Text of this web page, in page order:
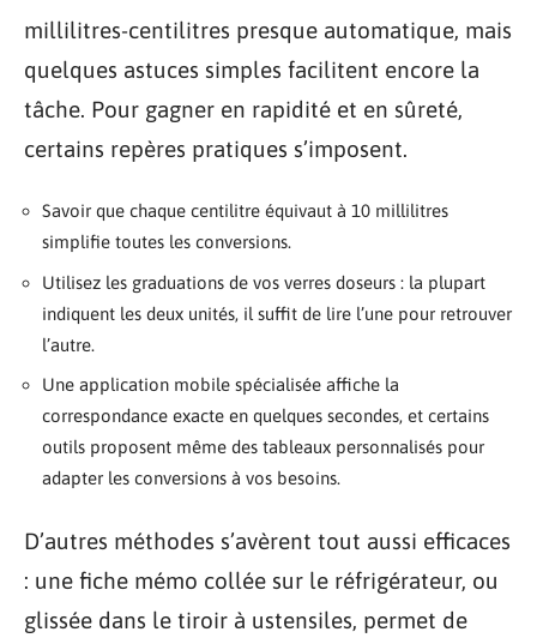
millilitres-centilitres presque automatique, mais
quelques astuces simples facilitent encore la
tâche. Pour gagner en rapidité et en sûreté,
certains repères pratiques s’imposent.
Savoir que chaque centilitre équivaut à 10 millilitres
simplifie toutes les conversions.
Utilisez les graduations de vos verres doseurs : la plupart
indiquent les deux unités, il suffit de lire l’une pour retrouver
l’autre.
Une application mobile spécialisée affiche la
correspondance exacte en quelques secondes, et certains
outils proposent même des tableaux personnalisés pour
adapter les conversions à vos besoins.
D’autres méthodes s’avèrent tout aussi efficaces
: une fiche mémo collée sur le réfrigérateur, ou
glissée dans le tiroir à ustensiles, permet de